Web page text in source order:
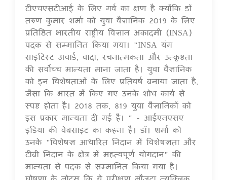
16 Jul 2020
टीएचएसटीआई के लिए गर्व का क्षण है क्योंकि डॉ
तरुण कुमार शर्मा को युवा वैज्ञानिक 2019 के लिए
प्रतिष्ठित भारतीय राष्ट्रीय विज्ञान अकादमी (INSA)
पदक से सम्मानित किया गया। "INSA यंग
साइंटिस्ट अवार्ड, वादा, रचनात्मकता और उत्कृष्टता
की सर्वोच्च मान्यता माना जाता है। युवा वैज्ञानिक
को इन विशेषताओं के लिए प्रतिवर्ष बनाया जाता है,
जैसा कि भारत में किए गए उनके शोध कार्य से
स्पष्ट होता है। 2018 तक, 819 युवा वैज्ञानिकों को
इस प्रकार मान्यता दी गई है। " - आईएनएसए
इंडिया की वेबसाइट का कहना है। डॉ। शर्मा को
उनके "विशेषज्ञ आधारित निदान में विशेषज्ञता और
टीबी निदान के क्षेत्र में महत्वपूर्ण योगदान" की
मान्यता से पदक से सम्मानित किया गया है।